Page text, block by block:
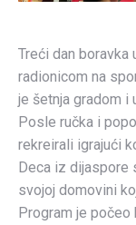
Treći dan
radionicom na
je šetnja gradom i
Posle ručka i
rekreirali igrajući
Deca iz dijaspore
svojoj domovini
Program je počeo